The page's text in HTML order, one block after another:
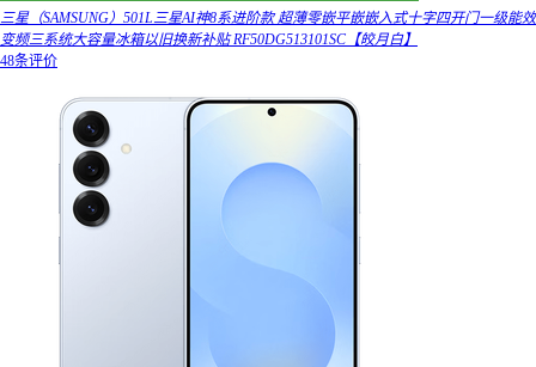
三星（SAMSUNG）501L三星AI神8系进阶款 超薄零嵌平嵌嵌入式十字四开门一级能效
变频三系统大容量冰箱以旧换新补贴 RF50DG513101SC【皎月白】
48条评价